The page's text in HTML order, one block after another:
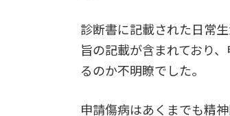
診断書に記載された日常
旨の記載が含まれており
るのか不明瞭でした。
申請傷病はあくまでも精